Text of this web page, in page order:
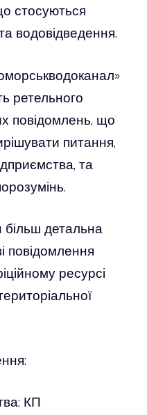
стосуються
водовідведення.
ретельного
повідомлень, що
питання,
та
більш детальна
повідомлення
ресурсі
КП